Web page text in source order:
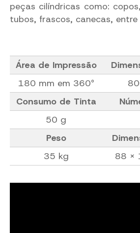
peças cilíndricas como:
tubos, frascos, canecas,
Área de Impressão
180 mm em 360°
Consumo de Tinta
50 g
Peso
35 kg
88 x